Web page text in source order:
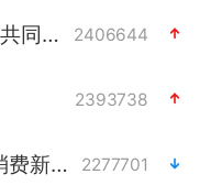
沙特土耳其巴基斯坦签署共同防务协议 2406644
2393738
“电影+”如何激发千亿级消费新活力？ 2277701